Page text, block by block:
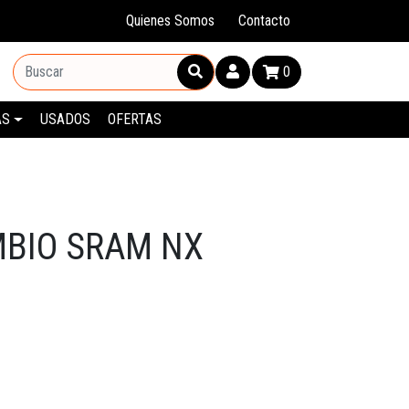
Quienes Somos Contacto
0
USADOS OFERTAS
SRAM NX